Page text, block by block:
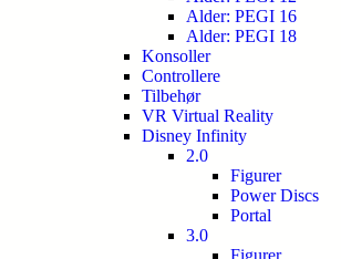
Alder: PEGI 16
Alder: PEGI 18
Konsoller
Controllere
Tilbehør
VR Virtual Reality
Disney Infinity
2.0
Figurer
Power Discs
Portal
3.0